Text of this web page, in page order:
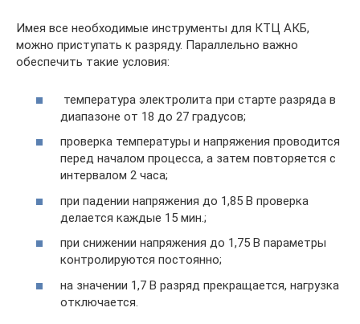
Имея все необходимые инструменты для КТЦ АКБ,
можно приступать к разряду. Параллельно важно
обеспечить такие условия:
температура электролита при старте разряда в
диапазоне от 18 до 27 градусов;
проверка температуры и напряжения проводится
перед началом процесса, а затем повторяется с
интервалом 2 часа;
при падении напряжения до 1,85 В проверка
делается каждые 15 мин.;
при снижении напряжения до 1,75 В параметры
контролируются постоянно;
на значении 1,7 В разряд прекращается, нагрузка
отключается.